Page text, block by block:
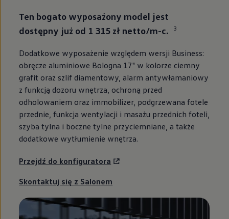
Ten bogato wyposażony model jest
dostępny już od 1 315 zł netto/m-c.
3
Dodatkowe wyposażenie względem wersji Business:
obręcze aluminiowe Bologna 17" w kolorze ciemny
grafit oraz szlif diamentowy, alarm antywłamaniowy
z funkcją dozoru wnętrza, ochroną przed
odholowaniem oraz immobilizer, podgrzewana fotele
przednie, funkcja wentylacji i masażu przednich foteli,
szyba tylna i boczne tylne przyciemniane, a także
dodatkowe wytłumienie wnętrza.
Przejdź do konfiguratora
Skontaktuj się z Salonem